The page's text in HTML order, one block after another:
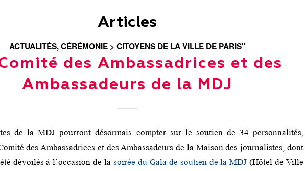
Articles
ACTUALITÉS,CÉRÉMONIE > CITOYENS DE LA VILLE DE PARIS"
des Ambassadrices et des
Ambassadeurs de la MDJ
de la MDJ pourront désormais compter sur le soutien de 34 personnalités,
des Ambassadrices et des Ambassadeurs de la Maison des journalistes, dont
dévoilés à l’occasion de lasoirée du Gala de soutien de la MDJ (Hôtel de Ville